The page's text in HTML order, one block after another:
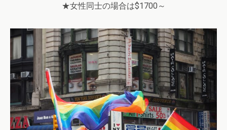
★女性同士の場合は$1700～